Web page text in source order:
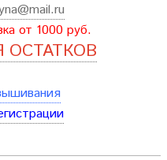
от 1000 руб.